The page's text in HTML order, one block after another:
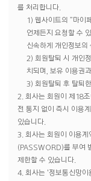
를 처리합니다.
1) 웹사이트의 ”마이
언제든지 요청할 수
신속하게 개인정보의
2) 회원탈퇴 시 개인
치되며, 보유 이용권
3) 회원탈퇴 후 탈퇴
2. 회사는 회원이 제18
전 통지 없이 즉시 이용
있습니다.
3. 회사는 회원이 이용
(PASSWORD)를 부여
제한할 수 있습니다.
4. 회사는 '정보통신망이